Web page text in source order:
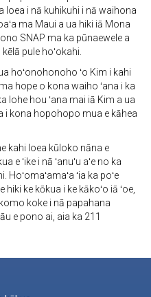
loea i nā kuhikuhi i nā waihona
ma Maui a ua hiki iā Mona
SNAP ma ka pūnaewele a
pule hoʻokahi.
hoʻonohonoho ʻo Kim i kahi
hope o kona waiho ʻana i ka
lohe hou ʻana mai iā Kim a ua
i kona hopohopo mua e kāhea
kahi loea kūloko nāna e
e ʻike i nā ʻanuʻu aʻe no ka
Hoʻomaʻamaʻa ʻia ka poʻe
hiki ke kōkua i ke kākoʻo iā ʻoe,
koke i nā papahana
e pono ai, aia ka 211